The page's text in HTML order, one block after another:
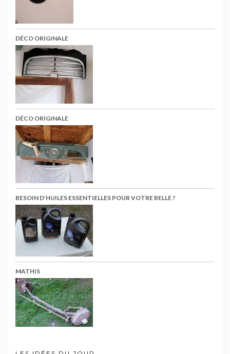
DÉCO ORIGINALE
DÉCO ORIGINALE
BESOIN D’HUILES ESSENTIELLES POUR VOTRE BELLE ?
MATHIS